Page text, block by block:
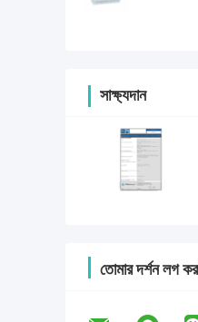
সাক্ষ্যদান
তোমার দর্শন লগ